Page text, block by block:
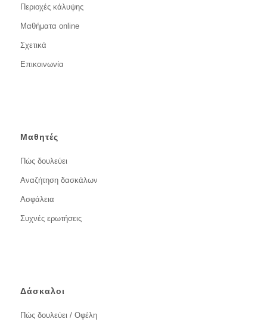
Περιοχές κάλυψης
Μαθήματα online
Σχετικά
Επικοινωνία
Μαθητές
Πώς δουλεύει
Αναζήτηση δασκάλων
Ασφάλεια
Συχνές ερωτήσεις
Δάσκαλοι
Πώς δουλεύει / Οφέλη